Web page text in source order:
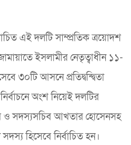
এই দলটি সাম্প্রতিক ত্রয়োদশ
ইসলামীর নেতৃত্বাধীন ১১-
৩০টি আসনে প্রতিদ্বন্দ্বিতা
অংশ নিয়েই দলটির
ও সদস্যসচিব আখতার হোসেনসহ
হিসেবে নির্বাচিত হন।